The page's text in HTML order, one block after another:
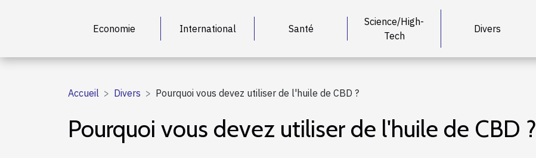
Economie International Santé
Science/High-
Tech
Divers
Accueil Divers Pourquoi vous devez utiliser de l'huile de CBD ?
Pourquoi vous devez utiliser de l'huile de CBD ?